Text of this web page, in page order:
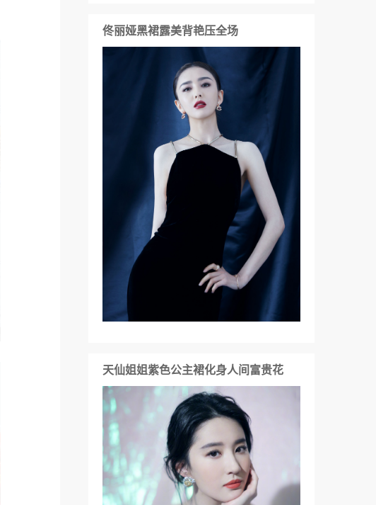
佟丽娅黑裙露美背艳压全场
天仙姐姐紫色公主裙化身人间富贵花